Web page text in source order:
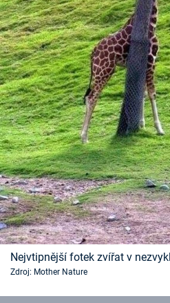
Nejvtipnější fotek zvířat v
Zdroj: Mother Nature